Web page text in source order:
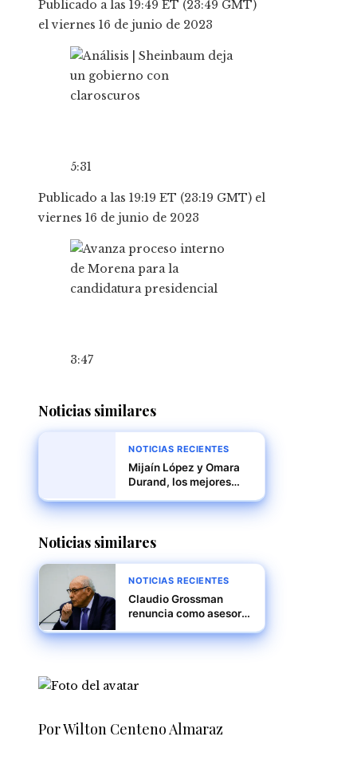
Publicado a las 19:49 ET (23:49 GMT)
el viernes 16 de junio de 2023
5:31
Publicado a las 19:19 ET (23:19 GMT) el
viernes 16 de junio de 2023
3:47
Noticias similares
NOTICIAS RECIENTES
Mijaín López y Omara
Durand, los mejores
Latina y el Caribe en
Noticias similares
NOTICIAS RECIENTES
Claudio Grossman
renuncia como asesor
Internacional por
Venezuela
Por Wilton Centeno Almaraz